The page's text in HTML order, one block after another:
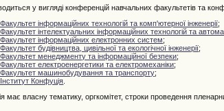
у вигляді конференцій навчальних факультетів та
інформаційних технологій та комп'ютерної інженерії;
інтелектуальних інформаційних технологій та
інформаційних електронних систем;
Факультет будівництва, цивільної та екологічної інженерії;
менеджменту та інформаційної безпеки;
електроенергетики та електромеханіки;
машинобудування та транспорту;
Конфуція
має власну тематику, оргкомітет, строки проведення